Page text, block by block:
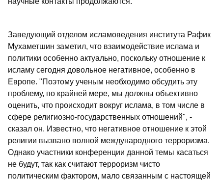
Заведующий отделом исламоведения института Рафик
Мухаметшин заметил, что взаимодействие ислама и
политики особенно актуально, поскольку отношение к
исламу сегодня довольное негативное, особенно в
Европе. "Поэтому ученым необходимо обсудить эту
проблему, по крайней мере, мы должны объективно
оценить, что происходит вокруг ислама, в том числе в
сфере религиозно-государственных отношений", -
сказал он. Известно, что негативное отношение к этой
религии вызвано волной международного терроризма.
Однако участники конференции данной темы касаться
не будут, так как считают терроризм чисто
политическим фактором, мало связанным с настоящей